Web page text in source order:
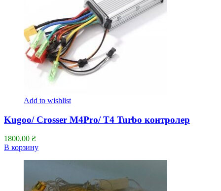
Add to wishlist
Kugoo/ Crosser M4Pro/ T4 Turbo контролер
1800.00 ₴
В корзину